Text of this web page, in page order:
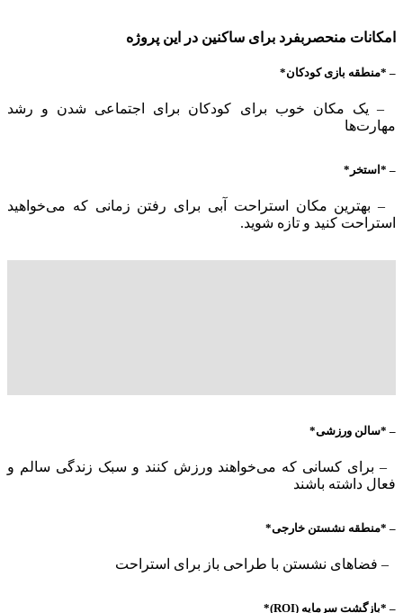
امکانات منحصربفرد برای ساکنین در این پروژه
– *منطقه بازی کودکان*
– یک مکان خوب برای کودکان برای اجتماعی شدن و رشد
مهارت‌ها
– *استخر*
– بهترین مکان استراحت آبی برای رفتن زمانی که می‌خواهید
استراحت کنید و تازه شوید.
– *سالن ورزشی*
– برای کسانی که می‌خواهند ورزش کنند و سبک زندگی سالم و
فعال داشته باشند
– *منطقه نشستن خارجی*
– فضاهای نشستن با طراحی باز برای استراحت
– *بازگشت سرمایه (ROI)*